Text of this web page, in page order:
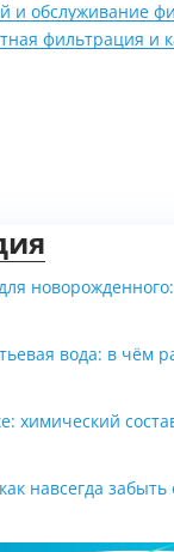
и обслуживание
фильтрация и
вода: в чём
химический
навсегда